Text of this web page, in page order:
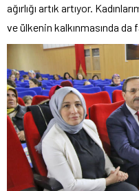
ağırlığı artık artıyor.
ve ülkenin kalkınmasında da